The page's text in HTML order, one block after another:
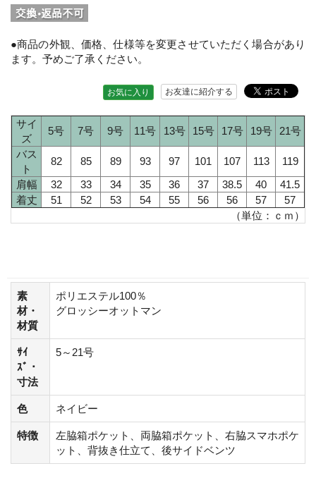
●商品の外観、価格、仕様等を変更させていただく場合があり
ます。予めご了承ください。
お友達に紹介する
お気に入り
サイ
ズ
5号 7号 9号 11号 13号 15号 17号 19号
21号
バス
ト
82 85 89 93 97 101 107 113
119
肩幅
32 33 34 35 36 37 38.5 40
41.5
着丈
51 52 53 54 55 56 56 57
57
（単位：ｃｍ）
素
材・
材質
ポリエステル100％
グロッシーオットマン
ｻｲ
ｽﾞ・
寸法
5～21号
色 ネイビー
特徴
左脇箱ポケット、両脇箱ポケット、右脇スマホポケ
ット、背抜き仕立て、後サイドベンツ